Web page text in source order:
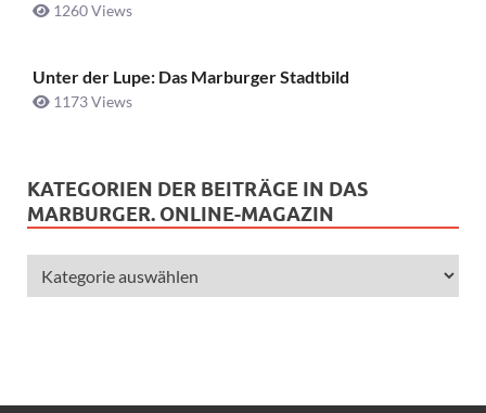
1260 Views
Unter der Lupe: Das Marburger Stadtbild
1173 Views
KATEGORIEN DER BEITRÄGE IN DAS
MARBURGER. ONLINE-MAGAZIN